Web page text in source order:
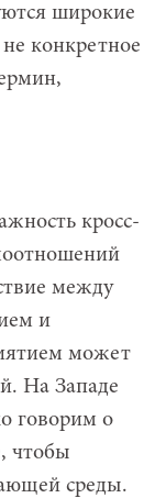
широкие
конкретное
кросс-
между
и
может
На Западе
говорим о
чтобы
среды.